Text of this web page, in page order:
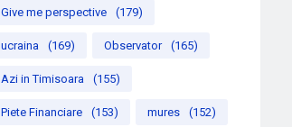
Give me perspective (179)
ucraina (169) Observator (165)
Azi in Timisoara (155)
Piete Financiare (153) mures (152)